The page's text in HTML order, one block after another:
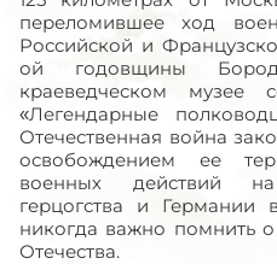
переломившее ход
Российской и
ой годовщины
краеведческом музее
«Легендарные
Отечественная война
освобождением ее
военных действий
герцогства и Германии
никогда важно помнить
Отечества.